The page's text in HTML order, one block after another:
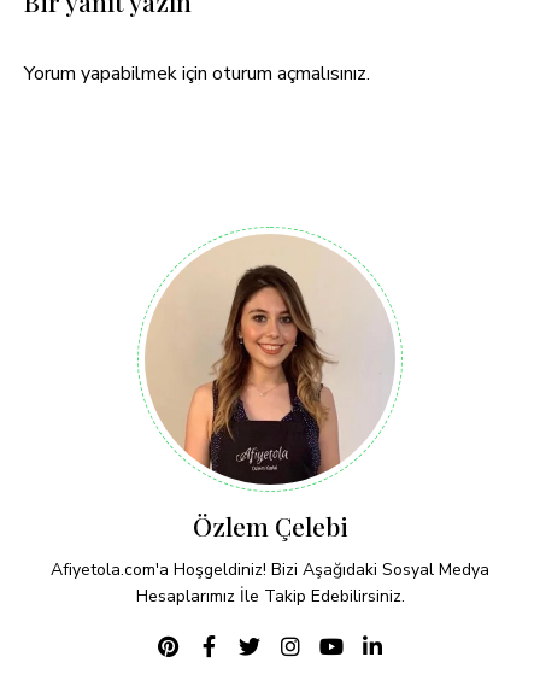
Yorum yapabilmek için oturum açmalısınız.
Özlem Çelebi
Afiyetola.com'a Hoşgeldiniz! Bizi Aşağıdaki Sosyal Medya
Hesaplarımız İle Takip Edebilirsiniz.